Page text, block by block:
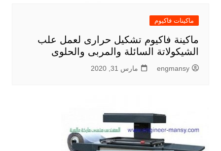
ماكينات فاكيوم
ماكينة فاكيوم تشكيل حرارى لعمل علب
الشيكولاتة السائلة والمربى والحلوى
engmansy مارس 31, 2020